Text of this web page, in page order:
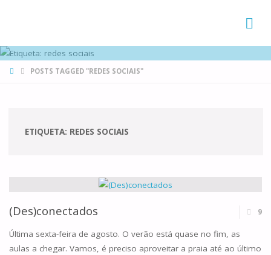
HOMEPOSTS TAGGED "REDES SOCIAIS"
ETIQUETA: REDES SOCIAIS
(Des)conectados 9
Última sexta-feira de agosto. O verão está quase no fim, as
aulas a chegar. Vamos, é preciso aproveitar a praia até ao último